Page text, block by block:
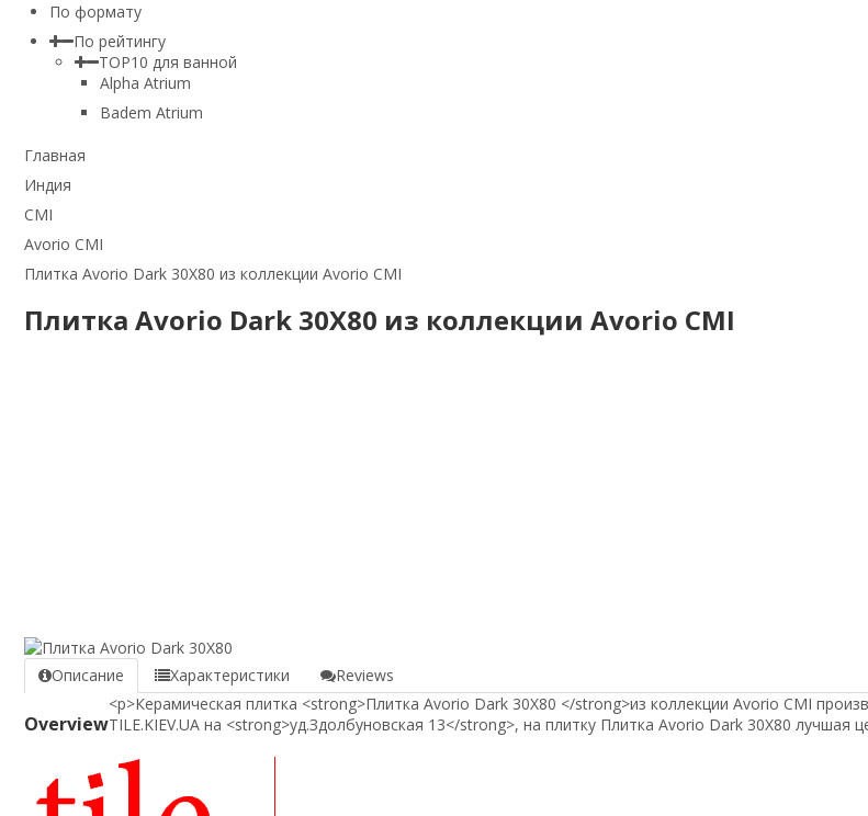
По формату
По рейтингу
TOP10 для ванной
Alpha Atrium
Badem Atrium
Главная
Индия
CMI
Avorio CMI
Плитка Avorio Dark 30Х80 из коллекции Avorio CMI
Плитка Avorio Dark 30Х80 из коллекции Avorio CMI
Описание Характеристики Reviews
Overview
<p>Керамическая плитка <strong>Плитка Avorio Dark 30Х80 </strong>из коллекции Avorio CMI
TILE.KIEV.UA на <strong>уд.Здолбуновская 13</strong>, на плитку Плитка Avorio Dark 30Х80 лучшая